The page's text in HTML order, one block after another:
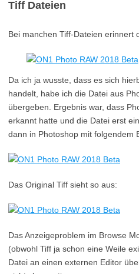
Tiff Dateien
Bei manchen Tiff-Dateien erinnert
Da ich ja wusste, dass es sich
handelt, habe ich die Datei aus
übergeben. Ergebnis war, dass
erkannt hatte und die Datei erst
dann in Photoshop mit folgendem
Das Original Tiff sieht so aus:
Das Anzeigeproblem im Browse
(obwohl Tiff ja schon eine Weile
Datei an einen externen Editor